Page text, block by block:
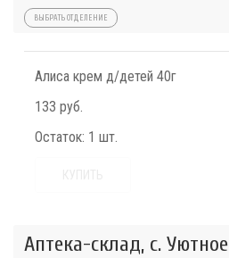
ВЫБРАТЬ ОТДЕЛЕНИЕ
Алиса крем д/детей 40г
133 руб.
Остаток: 1 шт.
Аптека-склад, с. Уютное